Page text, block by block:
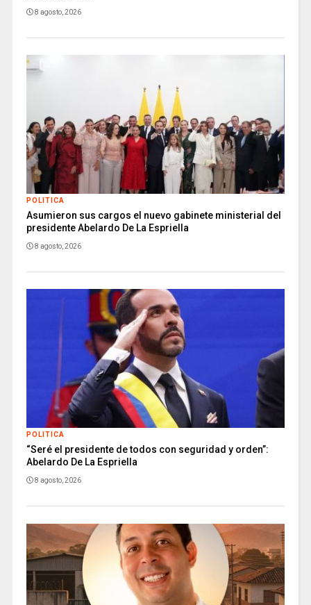
8 agosto, 2026
POLITICA
Asumieron sus cargos el nuevo gabinete ministerial del
presidente Abelardo De La Espriella
8 agosto, 2026
POLITICA
“Seré el presidente de todos con seguridad y orden”:
Abelardo De La Espriella
8 agosto, 2026